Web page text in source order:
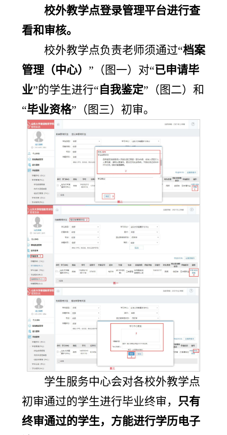
校外教学点登录管理平台进行查
看和审核。
校外教学点负责老师须通过“档案
管理（中心） ”（图一）对“已申请毕
业”的学生进行“自我鉴定”（图二）和
“毕业资格”（图三）初审。
学生服务中心会对各校外教学点
初审通过的学生进行毕业终审， 只有
终审通过的学生，方能进行学历电子